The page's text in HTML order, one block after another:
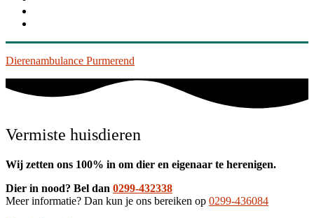
Dierenambulance Purmerend
Vermiste huisdieren
Wij zetten ons 100% in om dier en eigenaar te herenigen.
Dier in nood? Bel dan 0299-432338
Meer informatie? Dan kun je ons bereiken op 0299-436084